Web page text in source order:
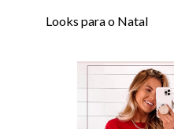
Looks para o Natal